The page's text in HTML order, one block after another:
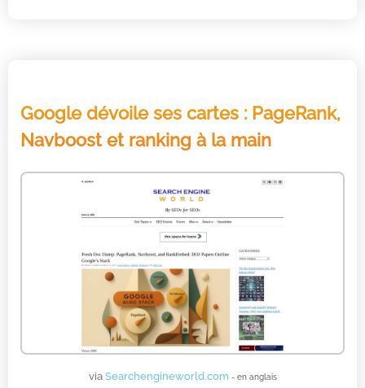
Google dévoile ses cartes : PageRank,
Navboost et ranking à la main
via Searchengineworld.com - en anglais